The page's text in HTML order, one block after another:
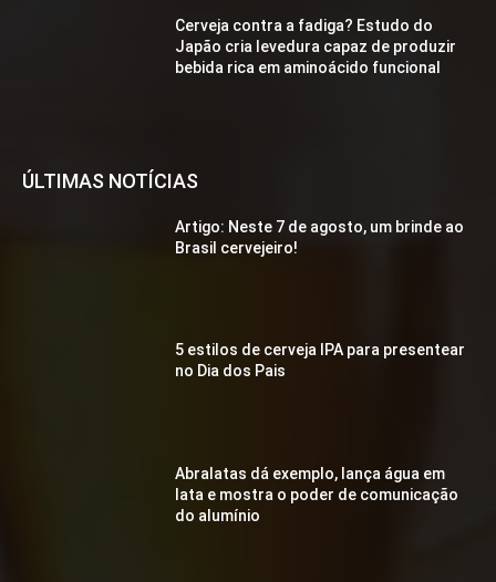
Cerveja contra a fadiga? Estudo do
Japão cria levedura capaz de produzir
bebida rica em aminoácido funcional
ÚLTIMAS NOTÍCIAS
Artigo: Neste 7 de agosto, um brinde ao
Brasil cervejeiro!
5 estilos de cerveja IPA para presentear
no Dia dos Pais
Abralatas dá exemplo, lança água em
lata e mostra o poder de comunicação
do alumínio